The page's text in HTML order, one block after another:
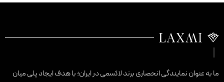
ما به عنوان نمایندگی انحصاری برند لاکسمی در ایران؛ با هدف ایجاد پلی میان